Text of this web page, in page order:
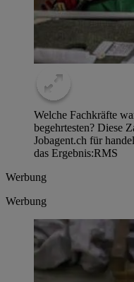
Welche Fachkräfte
begehrtesten? Diese
Jobagent.ch für
das Ergebnis:RMS
Werbung
Werbung